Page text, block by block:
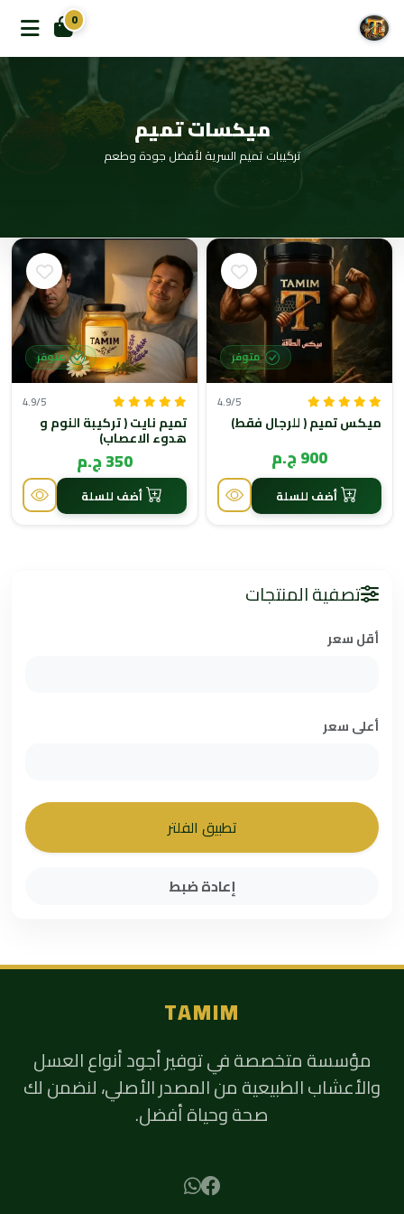
0
ميكسات تميم
تركيبات تميم السرية لأفضل جودة وطعم
تصفية المنتجات
أقل سعر
أعلى سعر
تطبيق الفلتر
إعادة ضبط
متوفر
4.9/5
ميكس تميم ( للرجال فقط)
900 ج.م
أضف للسلة
متوفر
4.9/5
تميم نايت ( تركيبة النوم و
هدوء الاعصاب)
350 ج.م
أضف للسلة
TAMIM
مؤسسة متخصصة في توفير أجود أنواع العسل
والأعشاب الطبيعية من المصدر الأصلي، لنضمن لك
صحة وحياة أفضل.